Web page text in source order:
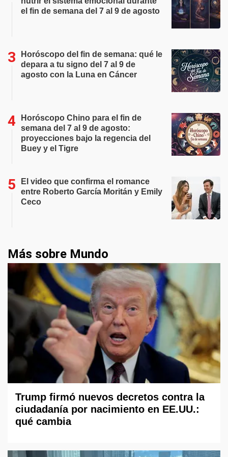
el fin de semana del 7 al 9 de agosto
Horóscopo del fin de semana: qué le
depara a tu signo del 7 al 9 de
agosto con la Luna en Cáncer
Horóscopo Chino para el fin de
semana del 7 al 9 de agosto:
proyecciones bajo la regencia del
Buey y el Tigre
El video que confirma el romance
entre Roberto García Moritán y Emily
Ceco
Más sobre Mundo
Trump firmó nuevos decretos contra la
ciudadanía por nacimiento en EE.UU.:
qué cambia